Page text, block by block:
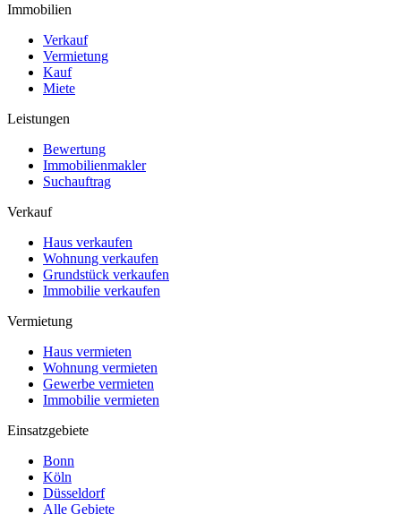
Immobilien
Verkauf
Vermietung
Kauf
Miete
Leistungen
Bewertung
Immobilienmakler
Suchauftrag
Verkauf
Haus verkaufen
Wohnung verkaufen
Grundstück verkaufen
Immobilie verkaufen
Vermietung
Haus vermieten
Wohnung vermieten
Gewerbe vermieten
Immobilie vermieten
Einsatzgebiete
Bonn
Köln
Düsseldorf
Alle Gebiete